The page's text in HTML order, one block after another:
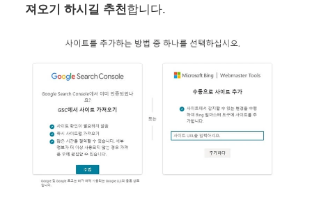
져오기 하시길 추천합니다.